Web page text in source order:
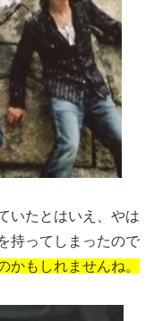
いたとはいえ、やは
持ってしまったので
かもしれませんね。